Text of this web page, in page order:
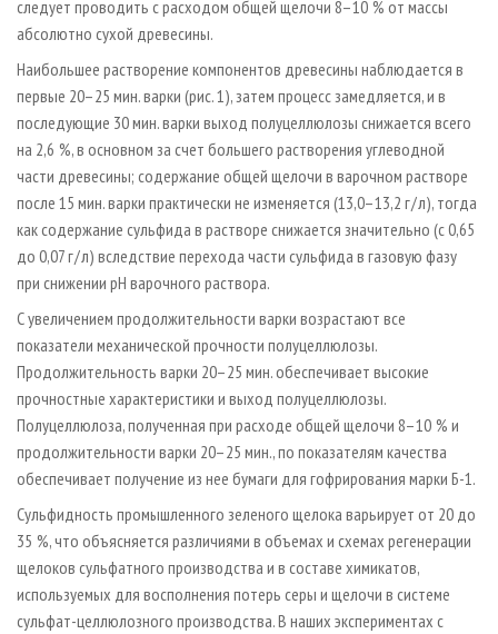
следует проводить с расходом общей щелочи 8–10 % от массы
абсолютно сухой древесины.
Наибольшее растворение компонентов древесины наблюдается в
первые 20–25 мин. варки (рис. 1), затем процесс замедляется, и в
последующие 30 мин. варки выход полуцеллюлозы снижается всего
на 2,6 %, в основном за счет большего растворения углеводной
части древесины; содержание общей щелочи в варочном растворе
после 15 мин. варки практически не изменяется (13,0–13,2 г / л), тогда
как содержание сульфида в растворе снижается значительно (с 0,65
до 0,07 г / л) вследствие перехода части сульфида в газовую фазу
при снижении рН варочного раствора.
С увеличением продолжительности варки возрастают все
показатели механической прочности полуцеллюлозы.
Продолжительность варки 20–25 мин. обеспечивает высокие
прочностные характеристики и выход полуцеллюлозы.
Полуцеллюлоза, полученная при расходе общей щелочи 8–10 % и
продолжительности варки 20–25 мин., по показателям качества
обеспечивает получение из нее бумаги для гофрирования марки Б-1.
Сульфидность промышленного зеленого щелока варьирует от 20 до
35 %, что объясняется различиями в объемах и схемах регенерации
щелоков сульфатного производства и в составе химикатов,
используемых для восполнения потерь серы и щелочи в системе
сульфат-целлюлозного производства. В наших экспериментах с